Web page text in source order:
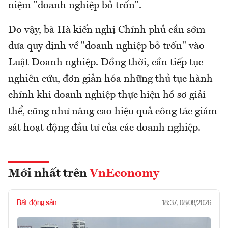
niệm "doanh nghiệp bỏ trốn".
Do vậy, bà Hà kiến nghị Chính phủ cần sớm
đưa quy định về "doanh nghiệp bỏ trốn" vào
Luật Doanh nghiệp. Đồng thời, cần tiếp tục
nghiên cứu, đơn giản hóa những thủ tục hành
chính khi doanh nghiệp thực hiện hồ sơ giải
thể, cũng như nâng cao hiệu quả công tác giám
sát hoạt động đầu tư của các doanh nghiệp.
Mới nhất trên VnEconomy
Bất động sản 18:37, 08/08/2026